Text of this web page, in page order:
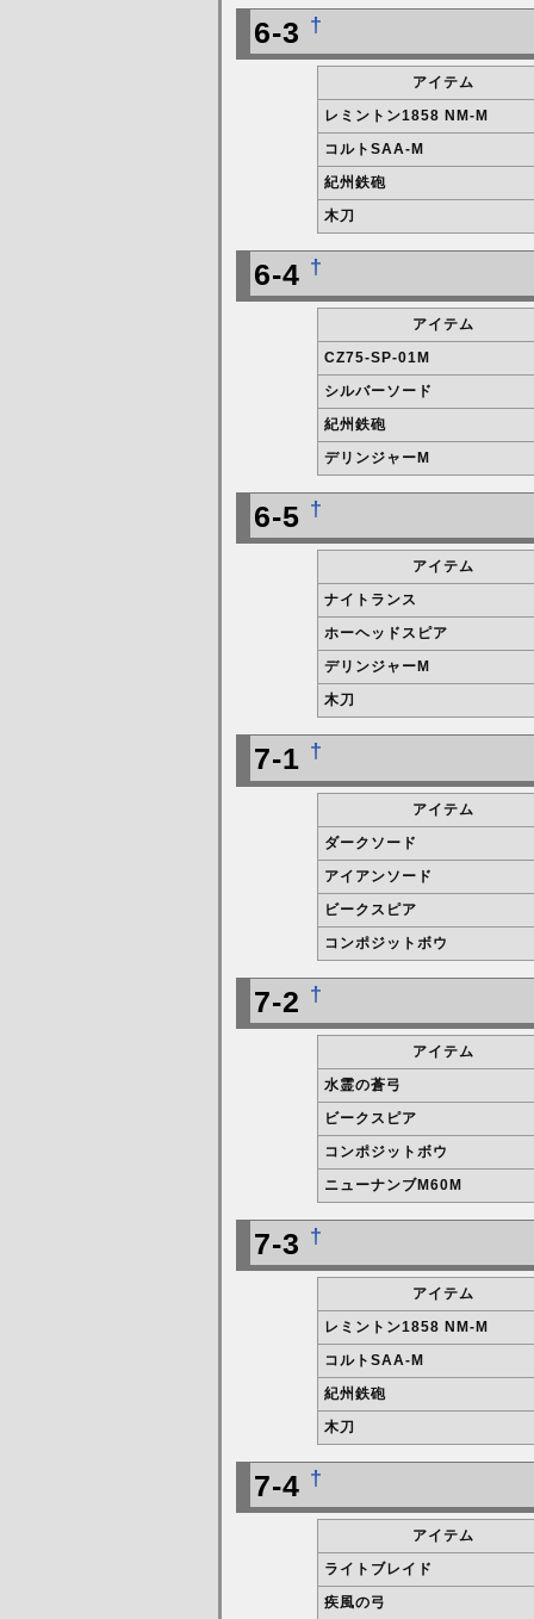
6-3 †
アイテム
レミントン1858 NM-M
コルトSAA-M
紀州鉄砲
木刀
6-4 †
アイテム
CZ75-SP-01M
シルバーソード
紀州鉄砲
デリンジャーM
6-5 †
アイテム
ナイトランス
ホーヘッドスピア
デリンジャーM
木刀
7-1 †
アイテム
ダークソード
アイアンソード
ビークスピア
コンポジットボウ
7-2 †
アイテム
水霊の蒼弓
ビークスピア
コンポジットボウ
ニューナンブM60M
7-3 †
アイテム
レミントン1858 NM-M
コルトSAA-M
紀州鉄砲
木刀
7-4 †
アイテム
ライトブレイド
疾風の弓